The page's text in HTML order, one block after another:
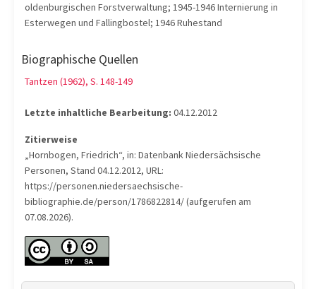
oldenburgischen Forstverwaltung; 1945-1946 Internierung in
Esterwegen und Fallingbostel; 1946 Ruhestand
Biographische Quellen
Tantzen (1962), S. 148-149
Letzte inhaltliche Bearbeitung: 04.12.2012
Zitierweise
„Hornbogen, Friedrich“, in: Datenbank Niedersächsische
Personen, Stand 04.12.2012, URL:
https://personen.niedersaechsische-
bibliographie.de/person/1786822814/ (aufgerufen am
07.08.2026).